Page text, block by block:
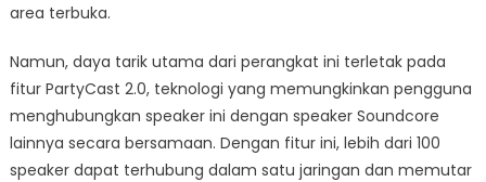
area terbuka.
Namun, daya tarik utama dari perangkat ini terletak pada
fitur PartyCast 2.0, teknologi yang memungkinkan pengguna
menghubungkan speaker ini dengan speaker Soundcore
lainnya secara bersamaan. Dengan fitur ini, lebih dari 100
speaker dapat terhubung dalam satu jaringan dan memutar